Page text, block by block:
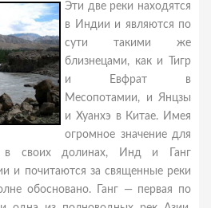
Эти две реки находятся
в Индии и являются по
сути такими же
близнецами, как и Тигр
и Евфрат в
Месопотамии, и Янцзы
и Хуанхэ в Китае. Имея
огромное значение для
в своих долинах, Инд и Ганг
и почитаются за священные реки
обосновано. Ганг — первая по